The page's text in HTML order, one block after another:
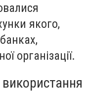
якого,
організації.